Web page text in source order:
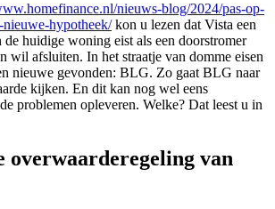
nieuws-blog/2024/pas-op-
hypotheek/kon u lezen dat Vista een
huidige woning eist als een doorstromer
wil afsluiten. In het straatje van domme eisen
nieuwe gevonden: BLG. Zo gaat BLG naar
kijken. En dit kan nog wel eens
problemen opleveren. Welke? Dat leest u in
overwaarderegeling van